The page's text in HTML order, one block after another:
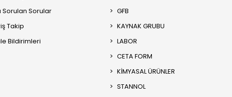
Sorulan Sorular
Takip
Bildirimleri
GFB
KAYNAK GRUBU
LABOR
CETA FORM
KİMYASAL ÜRÜNLER
STANNOL